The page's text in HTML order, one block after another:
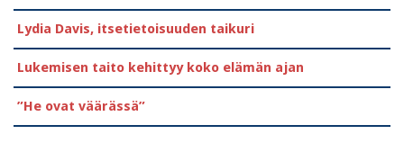
Lydia Davis, itsetietoisuuden taikuri
Lukemisen taito kehittyy koko elämän ajan
”He ovat väärässä”